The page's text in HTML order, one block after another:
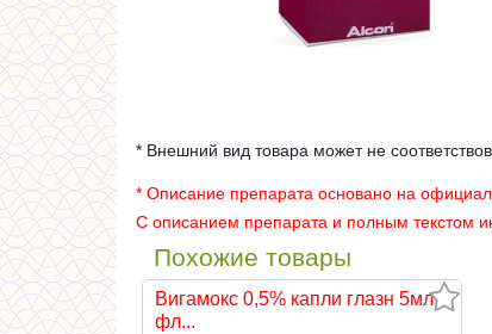
* Внешний вид товара может не
* Описание препарата основано на
С описанием препарата и полным текстом
Похожие товары
Вигамокс 0,5% капли глазн 5мл
фл...